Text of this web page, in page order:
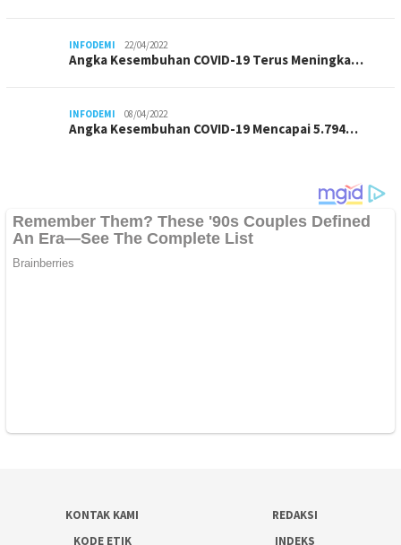
INFODEMI 22/04/2022
Angka Kesembuhan COVID-19 Terus Meningka…
INFODEMI 08/04/2022
Angka Kesembuhan COVID-19 Mencapai 5.794…
KONTAK KAMI
REDAKSI
KODE ETIK
INDEKS